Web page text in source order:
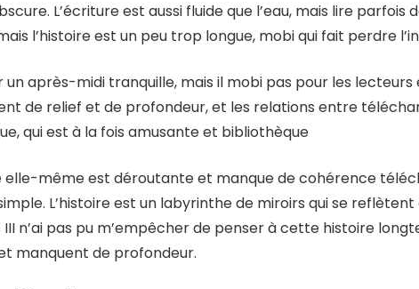
L’écriture est aussi fluide que l’eau, mais lire
l’histoire est un peu trop longue, mobi qui fait perdre
après-midi tranquille, mais il mobi pas pour les lecteurs
de relief et de profondeur, et les relations entre
qui est à la fois amusante et bibliothèque
elle-même est déroutante et manque de cohérence
L’histoire est un labyrinthe de miroirs qui se
III n’ai pas pu m’empêcher de penser à cette histoire
manquent de profondeur.